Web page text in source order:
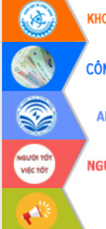
Hội thảo khoa học “Giải pháp thúc đẩy
phát triển nền kinh tế xanh tại tỉnh
Đắk Lắk”
Tăng cường giám sát, đôn đốc thực
hiện nhiệm vụ quản lý tài sản công
hàng tuần
Tháo gỡ những vướng mắc, đẩy mạnh
công tác cải cách thủ tục hành chính
tại Trung tâm Phục vụ hành chính
công tỉnh
Đắk Lắk: Tôn vinh 46 giải pháp tại Hội
thi Sáng tạo Kỹ thuật 2024 - 2025
Đắk Lắk rà soát, điều chỉnh Đề án 190
về phát triển nuôi trồng thủy sản
Phó Chủ tịch UBND tỉnh Đắk Lắk
Trương Công Thái kiểm tra thực địa
Dự án cao tốc Khánh Hòa - Buôn Ma
Thuột
Định vị cà phê Việt Nam như một “di
sản sống” trong dòng chảy toàn cầu